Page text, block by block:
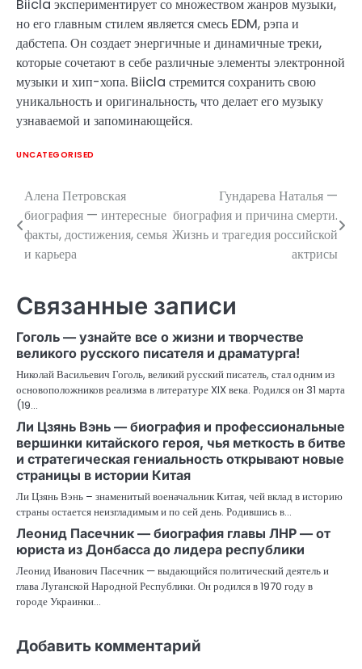
Biicla экспериментирует со множеством жанров музыки,
но его главным стилем является смесь EDM, рэпа и
дабстепа. Он создает энергичные и динамичные треки,
которые сочетают в себе различные элементы электронной
музыки и хип-хопа. Biicla стремится сохранить свою
уникальность и оригинальность, что делает его музыку
узнаваемой и запоминающейся.
UNCATEGORISED
Навигация
по
записям
Алена Петровская
биография — интересные
факты, достижения, семья
и карьера
Гундарева Наталья —
биография и причина смерти.
Жизнь и трагедия российской
актрисы
Связанные записи
Гоголь — узнайте все о жизни и творчестве
великого русского писателя и драматурга!
Николай Васильевич Гоголь, великий русский писатель, стал одним из
основоположников реализма в литературе XIX века. Родился он 31 марта
(19…
Ли Цзянь Вэнь — биография и профессиональные
вершинки китайского героя, чья меткость в битве
и стратегическая гениальность открывают новые
страницы в истории Китая
Ли Цзянь Вэнь – знаменитый военачальник Китая, чей вклад в историю
страны остается неизгладимым и по сей день. Родившись в…
Леонид Пасечник — биография главы ЛНР — от
юриста из Донбасса до лидера республики
Леонид Иванович Пасечник — выдающийся политический деятель и
глава Луганской Народной Республики. Он родился в 1970 году в
городе Украинки…
Добавить комментарий